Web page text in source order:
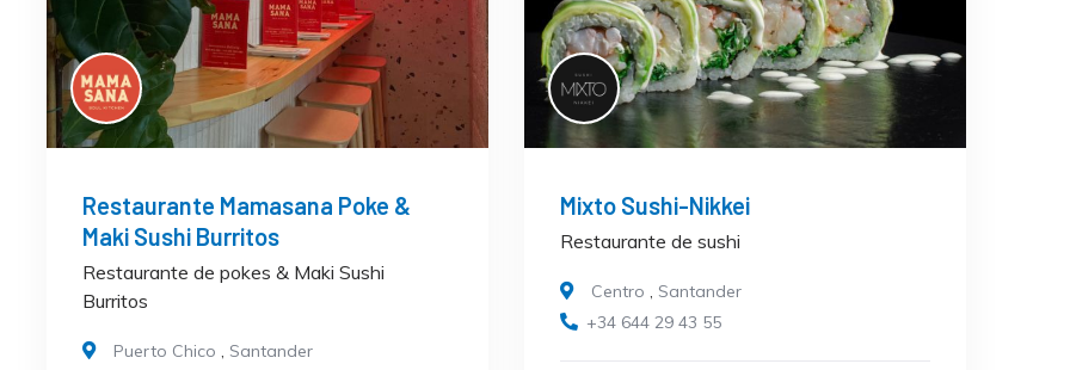
Restaurante Mamasana Poke &
Maki Sushi Burritos
Restaurante de pokes & Maki Sushi
Burritos
Puerto Chico , Santander
Mixto Sushi-Nikkei
Restaurante de sushi
Centro , Santander
+34 644 29 43 55